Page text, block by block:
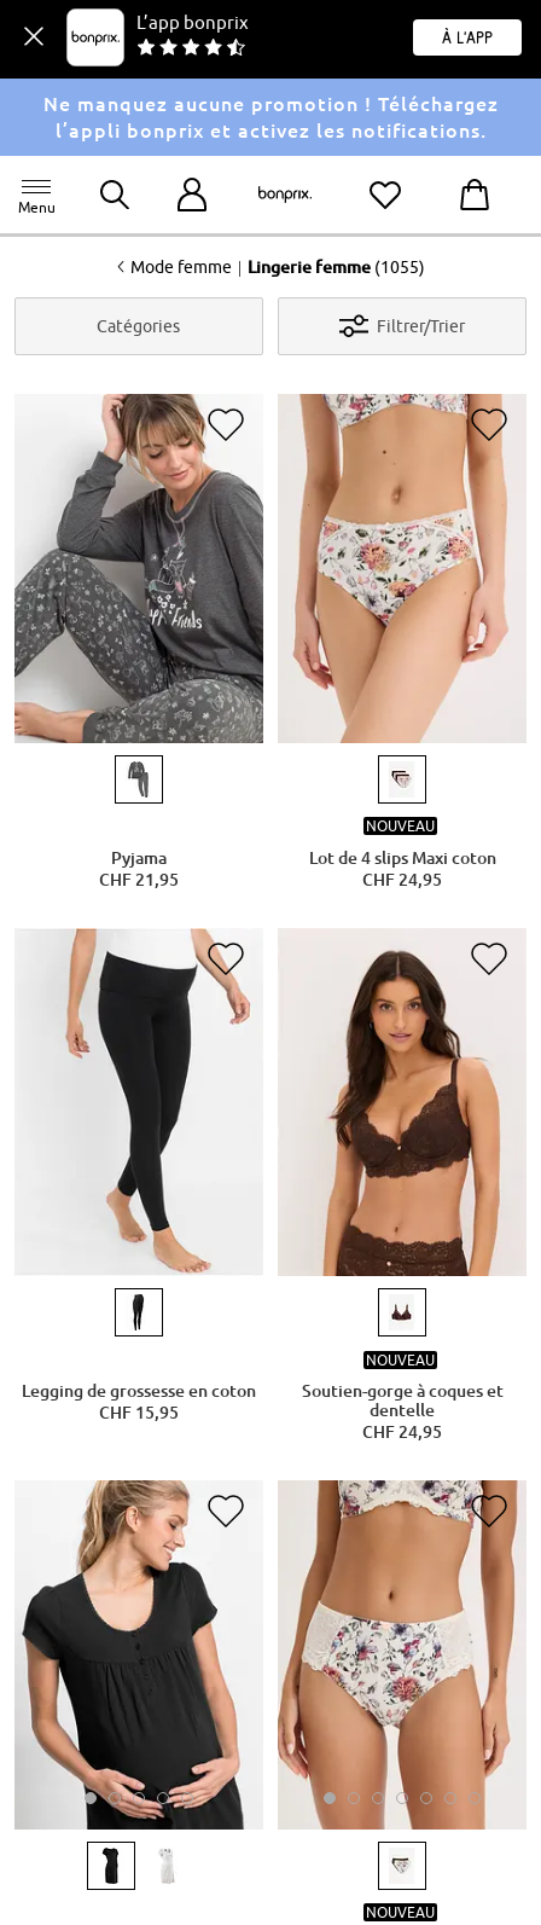
L’app bonprix
À l'app
Ne manquez aucune promotion ! Téléchargez
l’appli bonprix et activez les notifications.
Menu
<Mode femme | Lingerie femme (1055)
Catégories Filtrer/Trier
Pyjama
CHF 21,95
NOUVEAU
Lot de 4 slips Maxi coton
CHF 24,95
Legging de grossesse en coton
CHF 15,95
NOUVEAU
Soutien-gorge à coques et
dentelle
CHF 24,95
NOUVEAU